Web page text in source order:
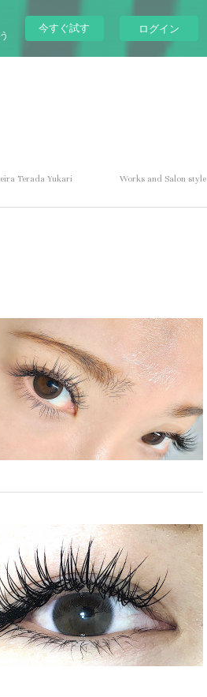
今すぐ試す ログイン
Terada Yukari Works and Salon style